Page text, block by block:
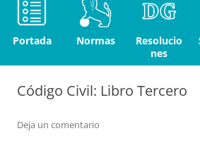
Portada Normas
Resolucio
nes
Código Civil: Libro Tercero
Deja un comentario